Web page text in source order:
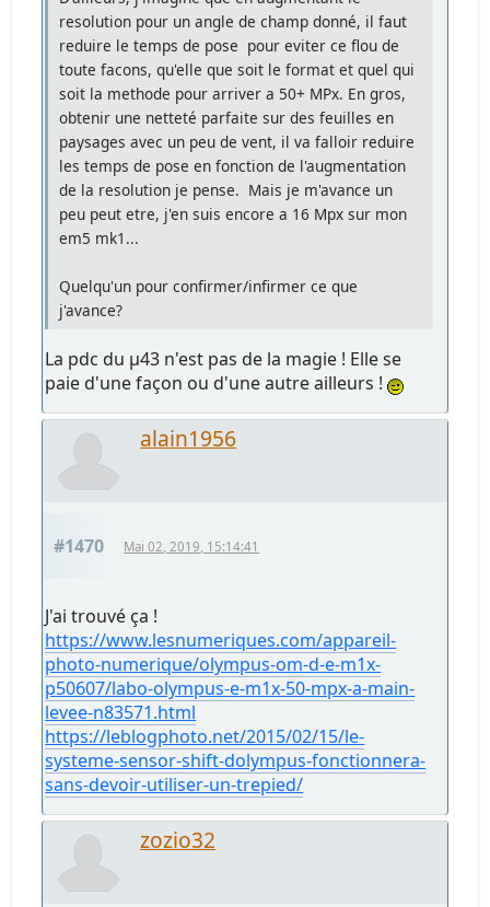
resolution pour un angle de champ donné, il faut
reduire le temps de pose pour eviter ce flou de
toute facons, qu'elle que soit le format et quel qui
soit la methode pour arriver a 50+ MPx. En gros,
obtenir une netteté parfaite sur des feuilles en
paysages avec un peu de vent, il va falloir reduire
les temps de pose en fonction de l'augmentation
de la resolution je pense. Mais je m'avance un
peu peut etre, j'en suis encore a 16 Mpx sur mon
em5 mk1...
Quelqu'un pour confirmer/infirmer ce que
j'avance?
La pdc du µ43 n'est pas de la magie ! Elle se
paie d'une façon ou d'une autre ailleurs !
alain1956
#1470 Mai 02, 2019, 15:14:41
J'ai trouvé ça !
https://www.lesnumeriques.com/appareil-
photo-numerique/olympus-om-d-e-m1x-
p50607/labo-olympus-e-m1x-50-mpx-a-main-
levee-n83571.html
https://leblogphoto.net/2015/02/15/le-
systeme-sensor-shift-dolympus-fonctionnera-
sans-devoir-utiliser-un-trepied/
zozio32